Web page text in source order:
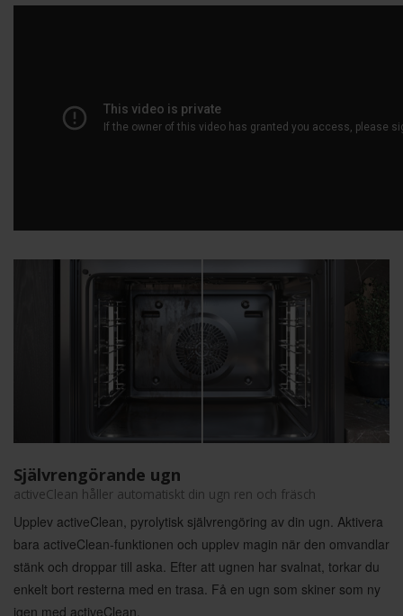
Självrengörande ugn
activeClean håller automatiskt din ugn ren och fräsch
Upplev activeClean, pyrolytisk självrengöring av din ugn. Aktivera
bara activeClean-funktionen och upplev magin när den omvandlar
stänk och droppar till aska. Efter att ugnen har svalnat, torkar du
enkelt bort resterna med en trasa. Få en ugn som skiner som ny
igen med activeClean.